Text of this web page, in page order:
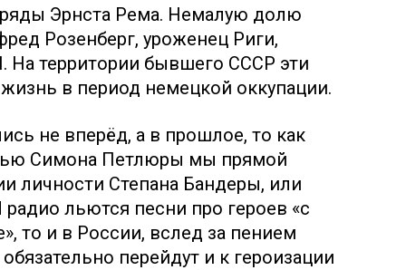
Эрнста Рема. Немалую долю
Розенберг, уроженец Риги,
территории бывшего СССР эти
в период немецкой оккупации.
не вперёд, а в прошлое, то как
Симона Петлюры мы прямой
личности Степана Бандеры, или
льются песни про героев «с
то и в России, вслед за пением
перейдут и к героизации